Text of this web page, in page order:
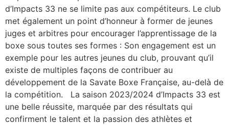
d’Impacts 33 ne se limite pas aux compétiteurs. Le club
met également un point d’honneur à former de jeunes
juges et arbitres pour encourager l’apprentissage de la
boxe sous toutes ses formes : Son engagement est un
exemple pour les autres jeunes du club, prouvant qu’il
existe de multiples façons de contribuer au
développement de la Savate Boxe Française, au-delà de
la compétition. La saison 2023/2024 d’Impacts 33 est
une belle réussite, marquée par des résultats qui
confirment le talent et la passion des athlètes et